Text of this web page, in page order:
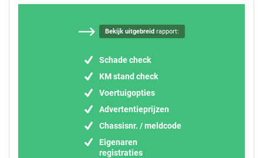
Bekijk uitgebreidrapport:
Schade check
KM stand check
Voertuigopties
Advertentieprijzen
Chassisnr. / meldcode
Eigenaren
registraties